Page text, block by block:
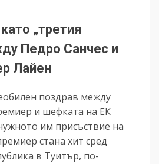
„третия
Педро Санчес и
Лайен
поздрав между
и шефката на ЕК
им присъствие на
стана хит сред
в Туитър, по-